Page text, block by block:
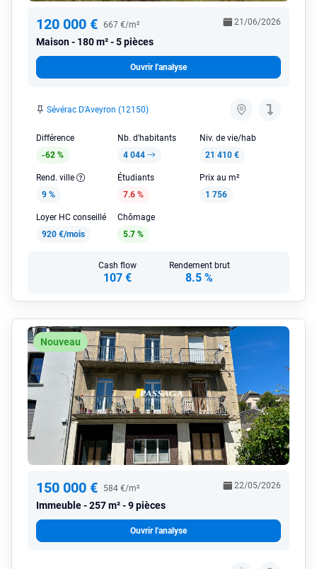
120 000 € 667 €/m²
Maison 180 m² - 5 pièces
21/06/2026
Ouvrir l'analyse
Sévérac D'Aveyron (12150)
Différence
-62 %
Nb. d'habitants
4 044
Niv. de vie/hab
21 410 €
Rend. ville
9 %
Étudiants
7.6 %
Prix au m²
1 756
Loyer HC conseillé
920 €/mois
Chômage
5.7 %
Cash flow
107 €
Rendement brut
8.5 %
Nouveau
150 000 € 584 €/m²
Immeuble 257 m² - 9 pièces
22/05/2026
Ouvrir l'analyse